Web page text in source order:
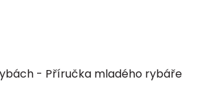
- Příručka mladého rybáře